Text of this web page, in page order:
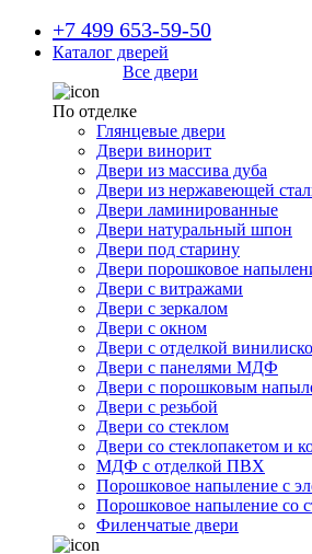
+7 499 653-59-50
Каталог дверей
Все двери
По отделке
Глянцевые двери
Двери винорит
Двери из массива дуба
Двери из нержавеющей
Двери ламинированные
Двери натуральный шпон
Двери под старину
Двери порошковое
Двери с витражами
Двери с зеркалом
Двери с окном
Двери с отделкой
Двери с панелями МДФ
Двери с порошковым
Двери с резьбой
Двери со стеклом
Двери со стеклопакетом и
МДФ с отделкой ПВХ
Порошковое напыление с
Порошковое напыление со
Филенчатые двери